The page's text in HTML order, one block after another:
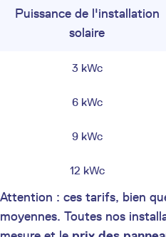
Puissance de l'installation
solaire
3 kWc
6 kWc
9 kWc
12 kWc
Attention : ces tarifs, bien
moyennes. Toutes nos